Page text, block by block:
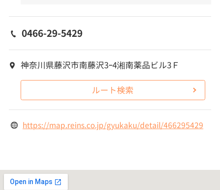
0466-29-5429
神奈川県藤沢市南藤沢3ｰ4湘南薬品ビル3Ｆ
ルート検索
https://map.reins.co.jp/gyukaku/detail/466295429